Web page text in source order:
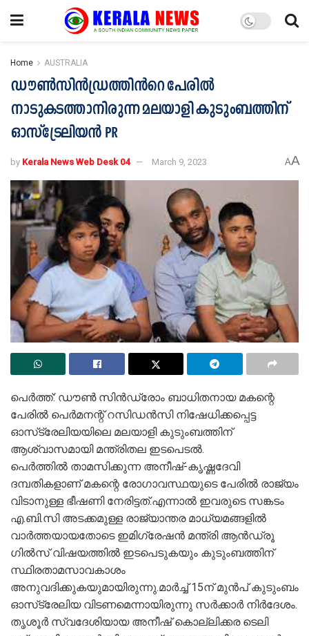
Home AUSTRALIA
ഡൗൺസിൻഡ്രത്തിൻറെ പേരിൽ
നാടുകടത്താനിരുന്ന മലയാളി കുടുംബത്തിന്
ഓസ്ട്രേലിയൻ PR
by Kerala News Web Desk 04 March 9, 2023 AA
പെര്‍ത്ത്: ഡൗണ്‍ സിന്‍ഡ്രോം ബാധിതനായ മകന്റെ
പേരില്‍ പെര്‍മനന്റ് റസിഡന്‍സി നിഷേധിക്കപ്പെട്ട
ഓസ്‌ട്രേലിയയിലെ മലയാളി കുടുംബത്തിന്
ആശ്വാസമായി മന്ത്രിതല ഇടപെടല്‍.
പെര്‍ത്തില്‍ താമസിക്കുന്ന അനീഷ്-കൃഷ്ണദേവി
ദമ്പതികളാണ് മകന്റെ രോഗാവസ്ഥയുടെ പേരില്‍ രാജ്യം
വിടാനുള്ള ഭീഷണി നേരിട്ടത്.എന്നാല്‍ ഇവരുടെ സങ്കടം
എ.ബി.സി അടക്കമുള്ള രാജ്യാന്തര മാധ്യമങ്ങളില്‍
വാര്‍ത്തയായതോടെ ഇമിഗ്രേഷന്‍ മന്ത്രി ആന്‍ഡ്രൂ
ഗില്‍സ് വിഷയത്തില്‍ ഇടപെടുകയും കുടുംബത്തിന്
സ്ഥിരതാമസാവകാശം
അനുവദിക്കുകയുമായിരുന്നു.മാര്‍ച്ച് 15ന് മുന്‍പ് കുടുംബം
ഓസ്‌ട്രേലിയ വിടണമെന്നായിരുന്നു സര്‍ക്കാര്‍ നിര്‍ദേശം.
തൃശൂര്‍ സ്വദേശിയായ അനീഷ് കൊല്ലിക്കര ടെലി